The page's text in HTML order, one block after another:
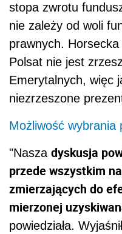
stopa zwrotu
nie zależy od woli
prawnych.
Polsat nie jest
Emerytalnych, więc
niezrzeszone
Możliwość wybrania
"Nasza dyskusja
przede wszystkim
zmierzających do
mierzonej
powiedziała.